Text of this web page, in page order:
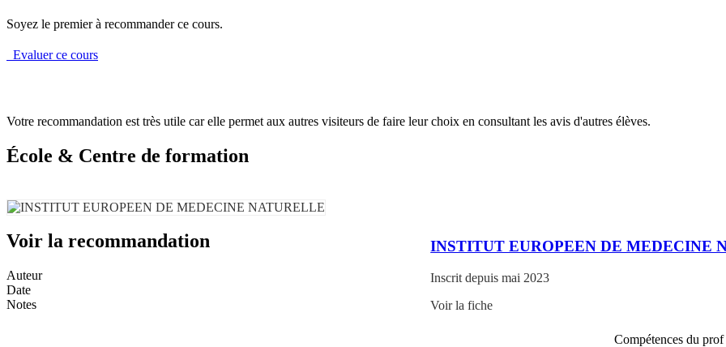
Soyez le premier à recommander ce cours.
Evaluer ce cours
Votre recommandation est très utile car elle permet aux autres visiteurs de faire leur choix en consultant les avis d'autres élèves.
École & Centre de formation
INSTITUT EUROPEEN DE MEDECINE
Inscrit depuis mai 2023
Voir la fiche
Voir la recommandation
Auteur
Date
Notes
Compétences du prof